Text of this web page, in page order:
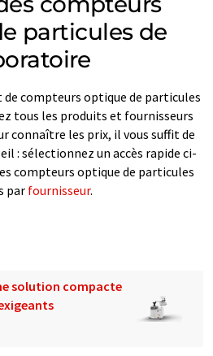
particules de
de compteurs optique de particules
tous les produits et fournisseurs
connaître les prix, il vous suffit de
: sélectionnez un accès rapide ci-
compteurs optique de particules
parfournisseur.
solution compacte